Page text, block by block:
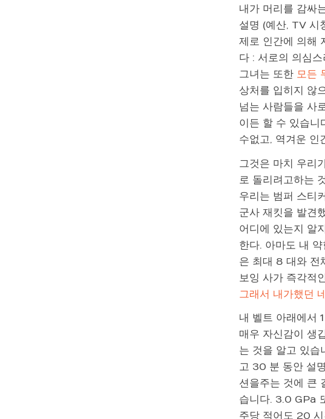
내가 머리를 감싸
설명 (예산, TV 시
제로 인간에 의해
다 : 서로의 의심
그녀는 또한 모든
상처를 입히지 않
넘는 사람들을 사
이든 할 수 있습니
수없고, 역겨운 인
그것은 마치 우리
로 돌리려고하는
우리는 범퍼 스티
군사 재킷을 발견
어디에 있는지 알
한다. 아마도 내
은 최대 8 대와 전
보잉 사가 즉각적
그래서 내가했던
내 벨트 아래에서
매우 자신감이 생
는 것을 알고 있습
고 30 분 동안 설
션을주는 것에 큰
습니다. 3.0 GPa
주당 적어도 20